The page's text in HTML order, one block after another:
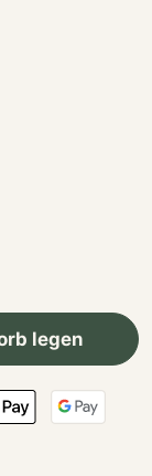
Kjer Design |
│ Povl Kjer
legen